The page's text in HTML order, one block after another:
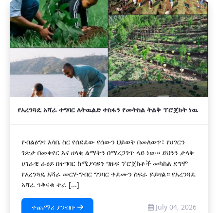
አዲስ
የአረንጓዴ አሻራ ተግባር ለትዉልድ ተስፋን የመትከል ትልቅ ፕሮጀክት ነዉ
የብልፅግና እሳቤ ስር የሰደደው የሰውን ህይወት በመለወጥ፣ የሀገርን
ገጽታ በመቀየር እና ዘላቂ ልማትን በማረጋገጥ ላይ ነው። ይህንን ታላቅ
ሀገራዊ ራዕይ በተግባር ከሚያሳዩን ግዙፍ ፕሮጀክቶች መካከል ደግሞ
የአረንጓዴ አሻራ መርሃ-ግብር ግንባር ቀደሙን ስፍራ ይይዛል። የአረንጓዴ
አሻራ ንቅናቄ ተራ [...]
ተጨማሪ ያንብቡ July 04, 2026